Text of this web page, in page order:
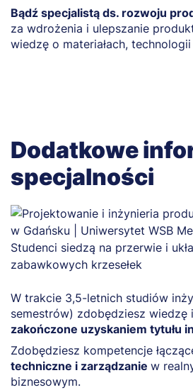
Bądź specjalistą ds. rozwoju
za wdrożenia i ulepszanie
wiedzę o materiałach,
Dodatkowe
specjalności
W trakcie 3,5-letnich studiów
semestrów) zdobędziesz wiedzę
zakończone uzyskaniem tytułu
Zdobędziesz kompetencje
techniczne i zarządzanie w
biznesowym.